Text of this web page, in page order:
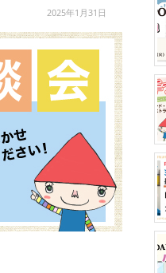
2025年1月31日